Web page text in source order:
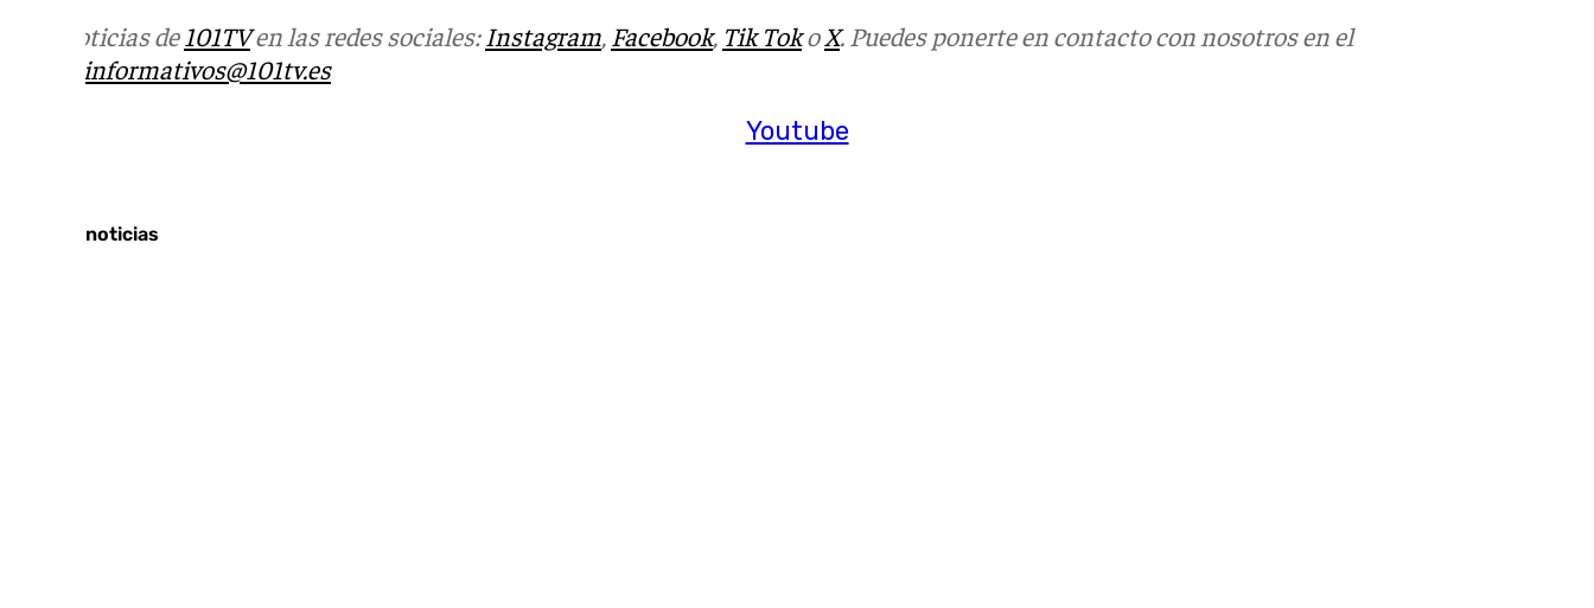
Youtube
Más noticias de 101TVen las redes sociales: Instagram, Facebook, Tik TokoX. Puedes ponerte en contacto con nosotros en el
informativos@101tv.es
Últimas noticias